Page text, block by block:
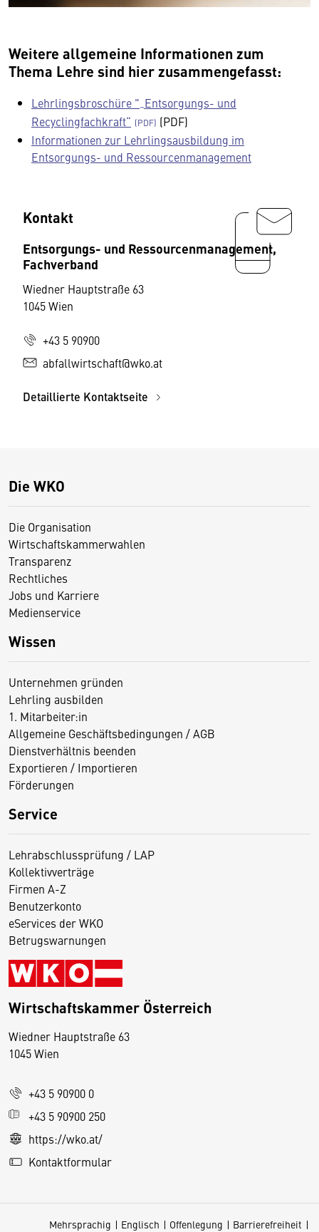
Weitere allgemeine Informationen zum
Thema Lehre sind hier zusammengefasst:
Lehrlingsbroschüre "„Entsorgungs- und
Recyclingfachkraft“
(PDF)
Informationen zur Lehrlingsausbildung im
Entsorgungs- und Ressourcenmanagement
Kontakt
Entsorgungs- und Ressourcenmanagement,
Fachverband
Wiedner Hauptstraße 63
1045 Wien
+43 5 90900
abfallwirtschaft@wko.at
Detaillierte Kontaktseite
Die WKO
Die Organisation
Wirtschaftskammerwahlen
Transparenz
Rechtliches
Jobs und Karriere
Medienservice
Wissen
Unternehmen gründen
Lehrling ausbilden
1. Mitarbeiter:in
Allgemeine Geschäftsbedingungen / AGB
Dienstverhältnis beenden
Exportieren / Importieren
Förderungen
Service
Lehrabschlussprüfung / LAP
Kollektivverträge
Firmen A-Z
Benutzerkonto
eServices der WKO
Betrugswarnungen
Wirtschaftskammer Österreich
Wiedner Hauptstraße 63
1045 Wien
+43 5 90900 0
+43 5 90900 250
https://wko.at/
Kontaktformular
Mehrsprachig Englisch Offenlegung Barrierefreiheit
D
s
e
S
e